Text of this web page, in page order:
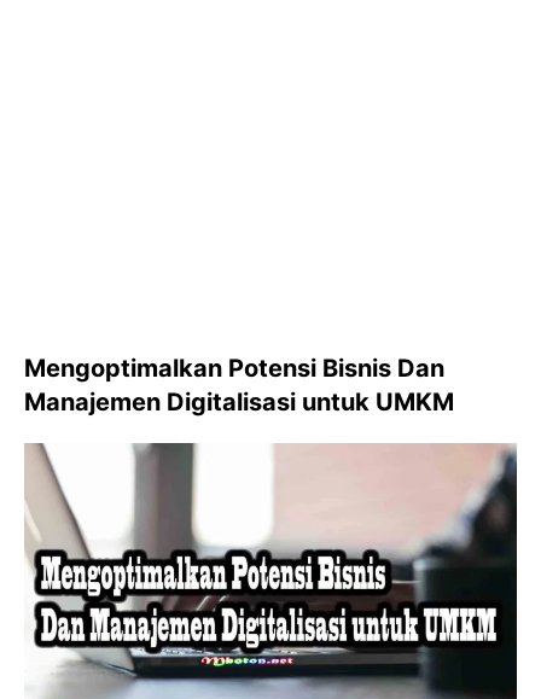
Mengoptimalkan Potensi Bisnis Dan
Manajemen Digitalisasi untuk UMKM